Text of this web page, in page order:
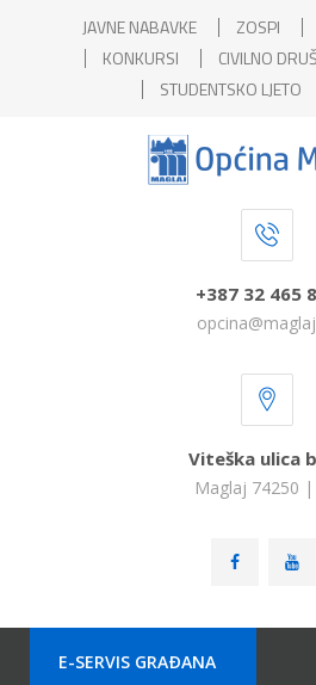
JAVNE NABAVKE ZOSPI
KONKURSI
CIVILNO
STUDENTSKO LJETO
+387 32 465
Viteška ulica
Maglaj 74250
E-SERVIS GRAÐANA